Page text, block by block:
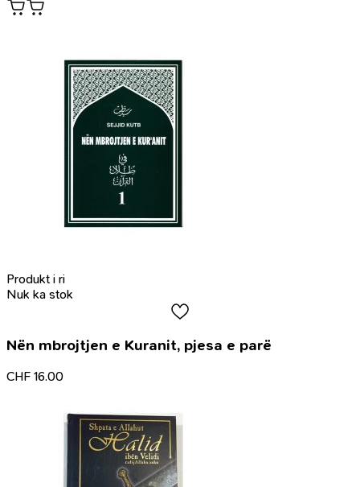
Produkt i ri
Nuk ka stok
Nën mbrojtjen e Kuranit, pjesa e parë
CHF 16.00